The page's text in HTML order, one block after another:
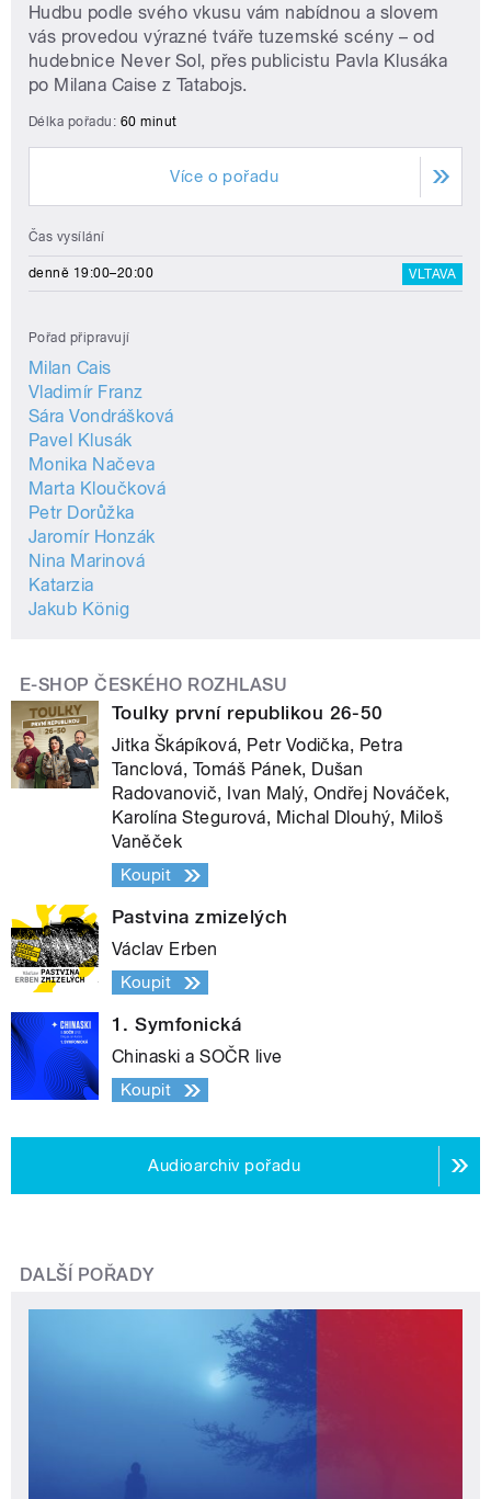
Hudbu podle svého vkusu vám nabídnou a slovem
vás provedou výrazné tváře tuzemské scény – od
hudebnice Never Sol, přes publicistu Pavla Klusáka
po Milana Caise z Tatabojs.
Délka pořadu: 60 minut
Více o pořadu
Čas vysílání
denně 19:00–20:00 VLTAVA
Pořad připravují
Milan Cais
Vladimír Franz
Sára Vondrášková
Pavel Klusák
Monika Načeva
Marta Kloučková
Petr Dorůžka
Jaromír Honzák
Nina Marinová
Katarzia
Jakub König
E-SHOP ČESKÉHO ROZHLASU
Toulky první republikou 26-50
Jitka Škápíková, Petr Vodička, Petra
Tanclová, Tomáš Pánek, Dušan
Radovanovič, Ivan Malý, Ondřej Nováček,
Karolína Stegurová, Michal Dlouhý, Miloš
Vaněček
Koupit
Pastvina zmizelých
Václav Erben
Koupit
1. Symfonická
Chinaski a SOČR live
Koupit
Audioarchiv pořadu
DALŠÍ POŘADY